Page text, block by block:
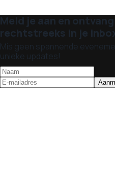
Meld je aan en
rechtstreeks in je
Mis geen spannende
unieke updates!